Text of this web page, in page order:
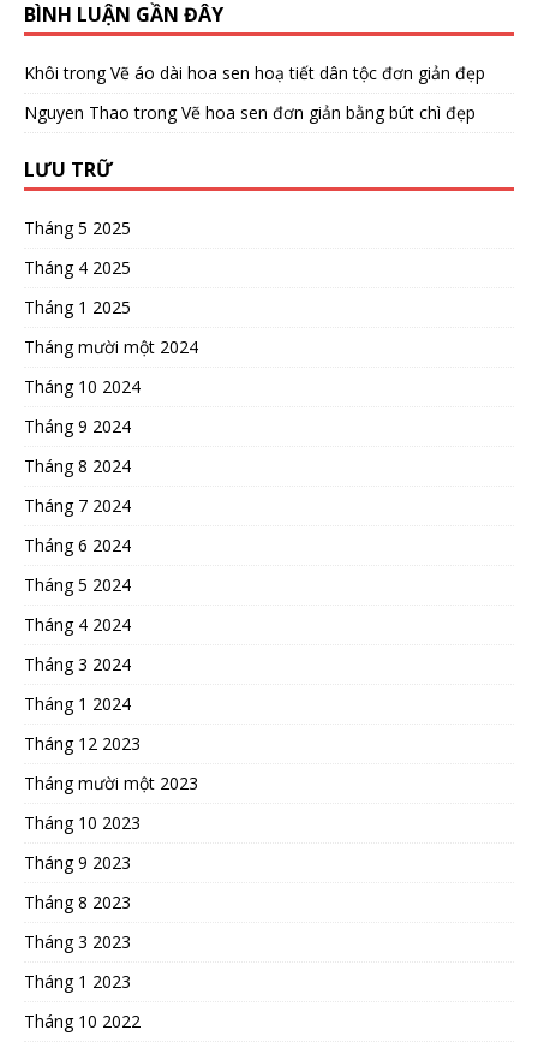
BÌNH LUẬN GẦN ĐÂY
Khôi trongVẽ áo dài hoa sen hoạ tiết dân tộc đơn giản đẹp
Nguyen Thao trongVẽ hoa sen đơn giản bằng bút chì đẹp
LƯU TRỮ
Tháng 5 2025
Tháng 4 2025
Tháng 1 2025
Tháng mười một 2024
Tháng 10 2024
Tháng 9 2024
Tháng 8 2024
Tháng 7 2024
Tháng 6 2024
Tháng 5 2024
Tháng 4 2024
Tháng 3 2024
Tháng 1 2024
Tháng 12 2023
Tháng mười một 2023
Tháng 10 2023
Tháng 9 2023
Tháng 8 2023
Tháng 3 2023
Tháng 1 2023
Tháng 10 2022